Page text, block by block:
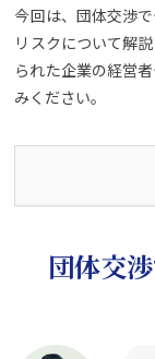
今回は、団体交渉
リスクについて解
られた企業の経営
みください。
団体交